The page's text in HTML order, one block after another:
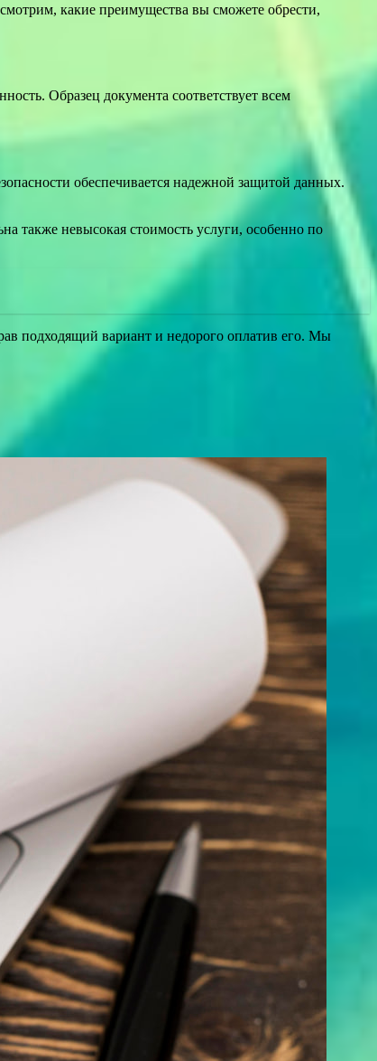
какие преимущества вы сможете обрести,
Образец документа соответствует всем
обеспечивается надежной защитой данных.
также невысокая стоимость услуги, особенно по
подходящий вариант и недорого оплатив его. Мы